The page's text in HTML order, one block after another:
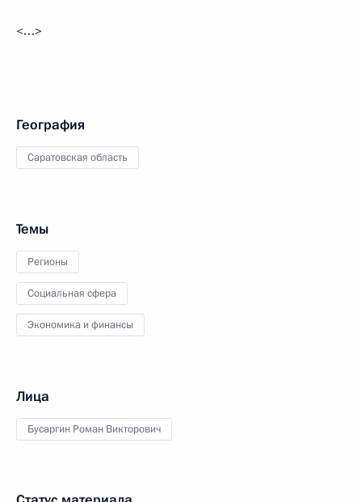
<…>
География
Саратовская область
Темы
Регионы
Социальная сфера
Экономика и финансы
Лица
Бусаргин Роман Викторович